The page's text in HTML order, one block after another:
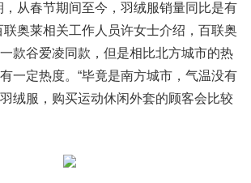
从春节期间至今，羽绒服销量同比是有
联奥莱相关工作人员许女士介绍，百联奥
款谷爱凌同款，但是相比北方城市的热
一定热度。“毕竟是南方城市，气温没有
绒服，购买运动休闲外套的顾客会比较